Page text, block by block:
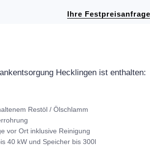
Ihre
Hecklingen ist enthalten:
Restöl / Ölschlamm
vor Ort inklusive Reinigung
40 kW und Speicher bis 300l